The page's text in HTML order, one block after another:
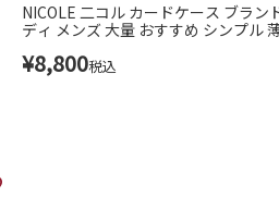
NICOLE 二コル カードケース ブラン
ディ メンズ 大量 おすすめ シンプル
¥8,800税込